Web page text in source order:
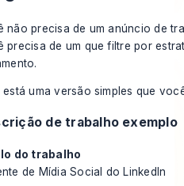
não precisa de um anúncio de
precisa de um que filtre por
está uma versão simples que
de trabalho exemplo
do trabalho
de Mídia Social do LinkedIn